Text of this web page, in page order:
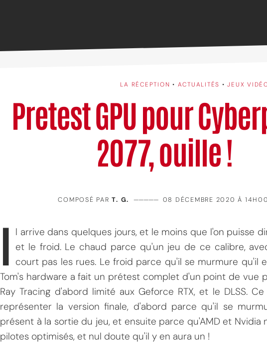
LA RÉCEPTION • ACTUALITÉS •JEUX
Pretest GPU pour
2077, ouille !
COMPOSÉ PART. G. ————— 08 DÉCEMBRE 2020 À 14H00
I l arrive dans quelques jours, et le moins que l'on puisse
et le froid. Le chaud parce qu'un jeu de ce calibre,
court pas les rues. Le froid parce qu'il se murmure qu'il
Tom's hardware a fait un prétest complet d'un point de vue
Ray Tracing d'abord limité aux Geforce RTX, et le DLSS.
représenter la version finale, d'abord parce qu'il se
présent à la sortie du jeu, et ensuite parce qu'AMD et Nvidia
pilotes optimisés, et nul doute qu'il y en aura un !